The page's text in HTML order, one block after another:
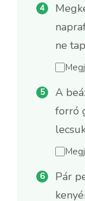
ne
A
forró
Pár